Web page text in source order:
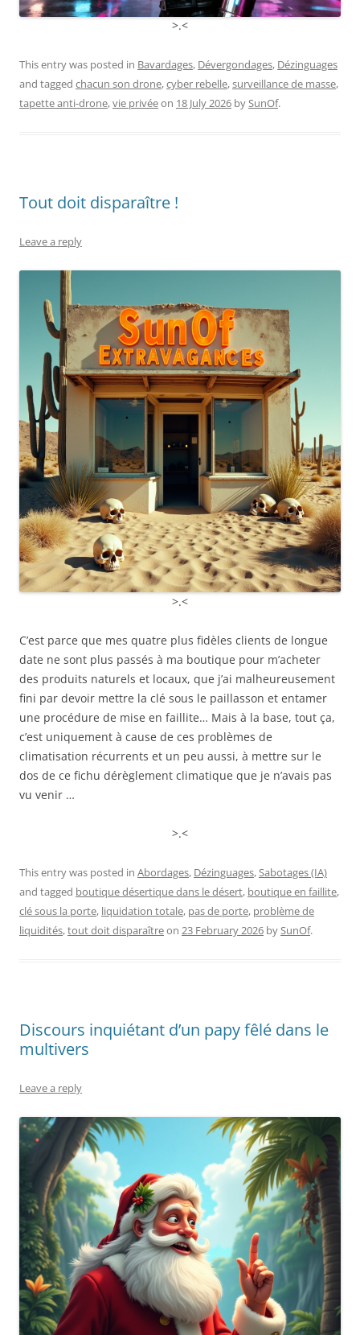
>.<
This entry was posted in Bavardages, Dévergondages, Dézinguages
and tagged chacun son drone,cyber rebelle,surveillance de masse,
tapette anti-drone,vie privéeon 18 July 2026 bySunOf.
Tout doit disparaître !
Leave a reply
>.<
C’est parce que mes quatre plus fidèles clients de longue
date ne sont plus passés à ma boutique pour m’acheter
des produits naturels et locaux, que j’ai malheureusement
fini par devoir mettre la clé sous le paillasson et entamer
une procédure de mise en faillite… Mais à la base, tout ça,
c’est uniquement à cause de ces problèmes de
climatisation récurrents et un peu aussi, à mettre sur le
dos de ce fichu dérèglement climatique que je n’avais pas
vu venir …
>.<
This entry was posted in Abordages, Dézinguages,Sabotages (IA)
and tagged boutique désertique dans le désert, boutique en faillite,
clé sous la porte, liquidation totale, pas de porte, problème de
liquidités,tout doit disparaîtreon 23 February 2026 bySunOf.
Discours inquiétant d’un papy fêlé dans le
multivers
Leave a reply